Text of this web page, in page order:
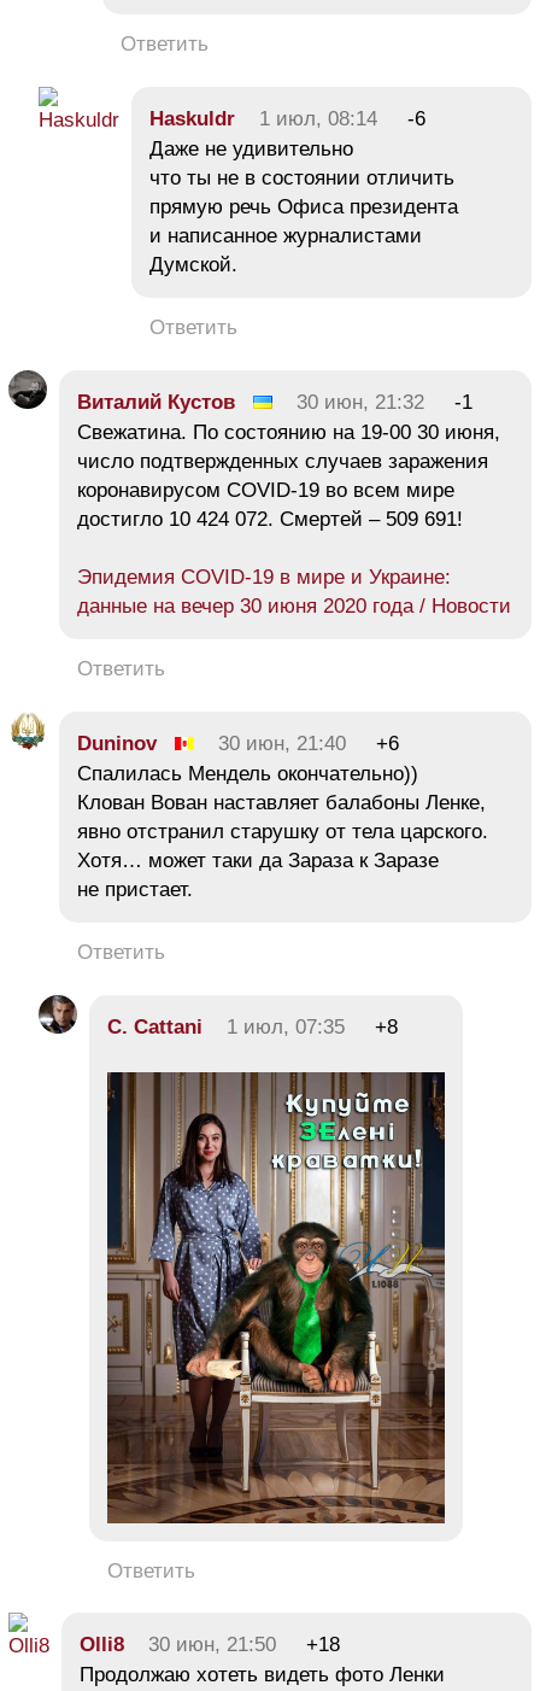
Ответить
Haskuldr 1 июл, 08:14
-6
Даже не удивительно
что ты не в состоянии отличить
прямую речь Офиса президента
и написанное журналистами
Думской.
Ответить
Виталий Кустов 30 июн, 21:32
-1
Свежатина. По состоянию на 19-00 30 июня,
число подтвержденных случаев заражения
коронавирусом COVID-19 во всем мире
достигло 10 424 072. Смертей ‒ 509 691!
Эпидемия COVID-19 в мире и Украине:
данные на вечер 30 июня 2020 года / Новости
Ответить
Duninov 30 июн, 21:40
+6
Спалилась Мендель окончательно))
Клован Вован наставляет балабоны Ленке,
явно отстранил старушку от тела царского.
Хотя… может таки да Зараза к Заразе
не пристает.
Ответить
C. Cattani 1 июл, 07:35 +8
Ответить
Olli8 30 июн, 21:50
+18
Продолжаю хотеть видеть фото Ленки